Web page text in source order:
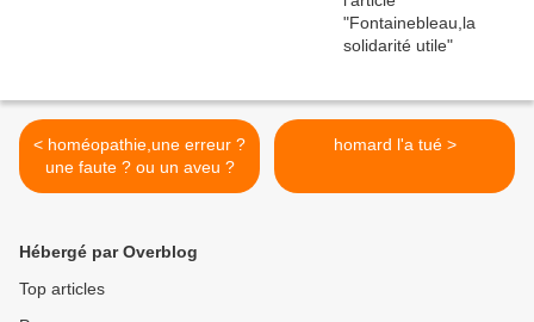
< homéopathie,une erreur ?
une faute ? ou un aveu ?
homard l'a tué >
Hébergé par Overblog
Top articles